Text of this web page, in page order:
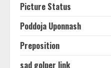
Picture Status
Poddoja Uponnash
Preposition
sad golper link